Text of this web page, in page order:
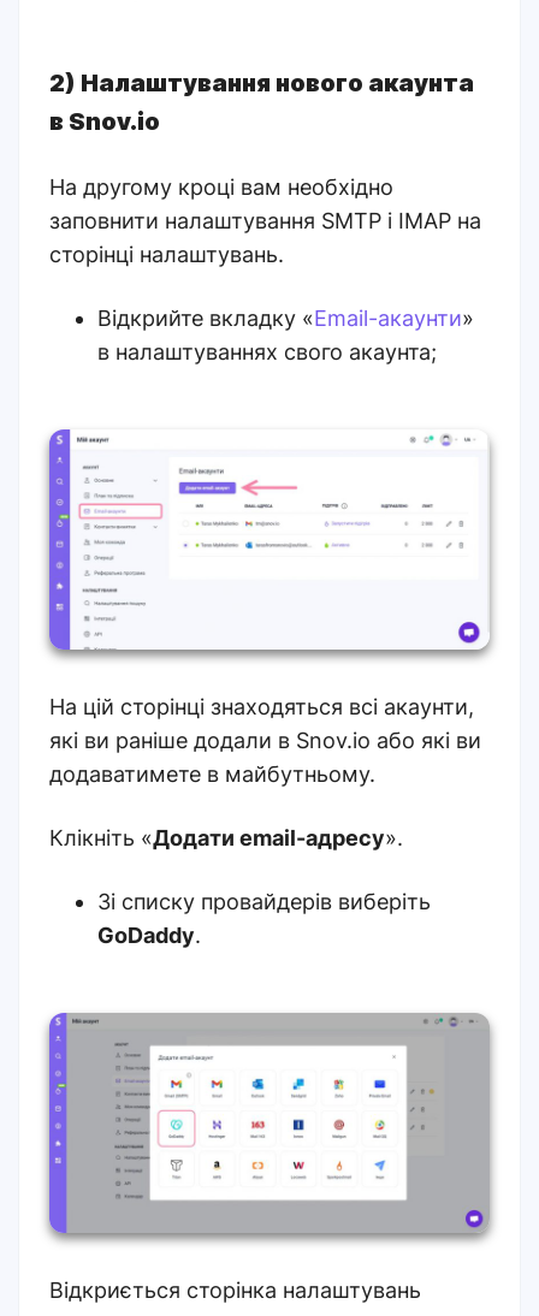
2) Налаштування нового акаунта
в Snov.io
На другому кроці вам необхідно
заповнити налаштування SMTP і IMAP на
сторінці налаштувань.
Відкрийте вкладку «Email-акаунти»
в налаштуваннях свого акаунта;
На цій сторінці знаходяться всі акаунти,
які ви раніше додали в Snov.io або які ви
додаватимете в майбутньому.
Клікніть «Додати email-адресу».
Зі списку провайдерів виберіть
GoDaddy.
Відкриється сторінка налаштувань